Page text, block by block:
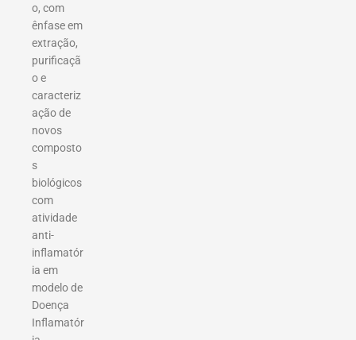
o, com
ênfase em
extração,
purificaçã
o e
caracteriz
ação de
novos
composto
s
biológicos
com
atividade
anti-
inflamatór
ia em
modelo de
Doença
Inflamatór